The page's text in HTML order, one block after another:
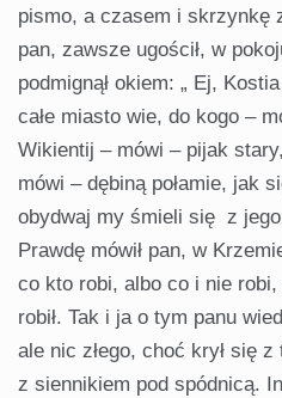
pismo, a czasem i skrzynkę
pan, zawsze ugościł, w
podmignął okiem: „ Ej,
całe miasto wie, do kogo –
Wikientij – mówi – pijak
mówi – dębiną połamie, jak
obydwaj my śmieli się z
Prawdę mówił pan, w
co kto robi, albo co i nie
robił. Tak i ja o tym panu
ale nic złego, choć krył się
z siennikiem pod spódnicą.